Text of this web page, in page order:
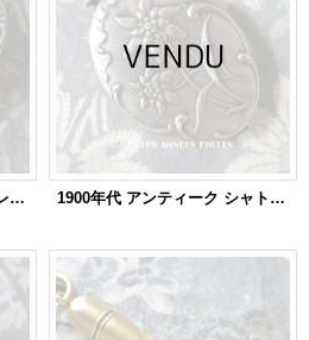
1905年 アンティーク シャトレーヌ スライド式 ミラー 薔薇 シルバー製 1900年代 アンティーク シャトレーヌ 手鏡 エーデルワイス スライド式 ミラー ペンダント